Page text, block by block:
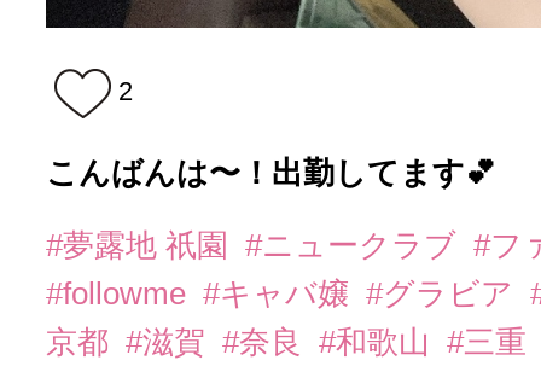
2
こんばんは〜！出勤してます💕
#夢露地 祇園 #ニュークラブ #フ
#followme #キャバ嬢 #グラビア
京都 #滋賀 #奈良 #和歌山
#三重